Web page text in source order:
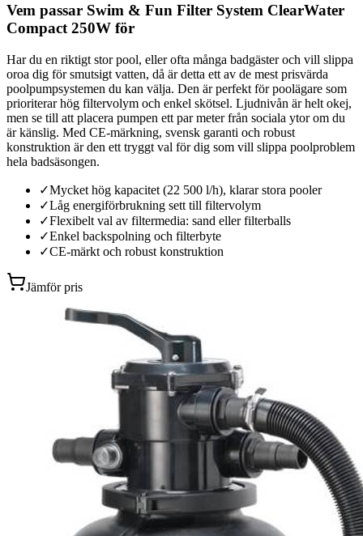
Vem passar Swim & Fun Filter System ClearWater
Compact 250W för
Har du en riktigt stor pool, eller ofta många badgäster och vill slippa
oroa dig för smutsigt vatten, då är detta ett av de mest prisvärda
poolpumpsystemen du kan välja. Den är perfekt för poolägare som
prioriterar hög filtervolym och enkel skötsel. Ljudnivån är helt okej,
men se till att placera pumpen ett par meter från sociala ytor om du
är känslig. Med CE-märkning, svensk garanti och robust
konstruktion är den ett tryggt val för dig som vill slippa poolproblem
hela badsäsongen.
✓Mycket hög kapacitet (22 500 l/h), klarar stora pooler
✓Låg energiförbrukning sett till filtervolym
✓Flexibelt val av filtermedia: sand eller filterballs
✓Enkel backspolning och filterbyte
✓CE-märkt och robust konstruktion
Jämför pris